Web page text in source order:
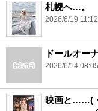
札幌へ…。
2026/6/19 11:12
ドールオー
2026/6/14 08:05
映画と……(